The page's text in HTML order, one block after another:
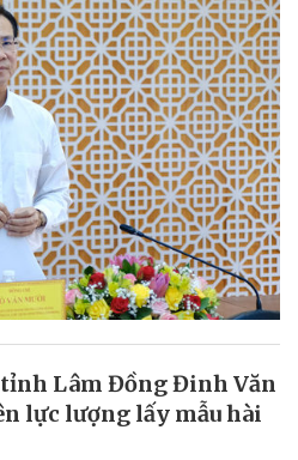
Lâm Đồng Đinh Văn
lực lượng lấy mẫu hài